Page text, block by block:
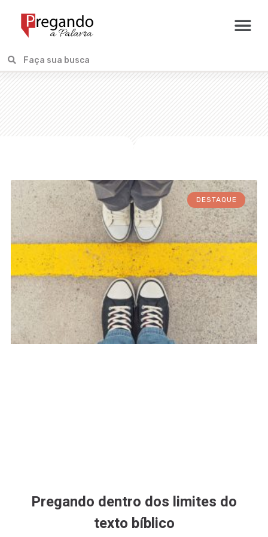
DESTAQUE
Pregando dentro dos limites do
texto bíblico